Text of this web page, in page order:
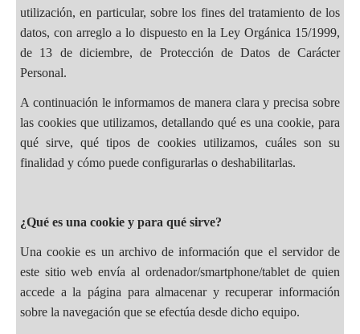
utilización, en particular, sobre los fines del tratamiento de los
datos, con arreglo a lo dispuesto en la Ley Orgánica 15/1999,
de 13 de diciembre, de Protección de Datos de Carácter
Personal.
A continuación le informamos de manera clara y precisa sobre
las cookies que utilizamos, detallando qué es una cookie, para
qué sirve, qué tipos de cookies utilizamos, cuáles son su
finalidad y cómo puede configurarlas o deshabilitarlas.
¿Qué es una cookie y para qué sirve?
Una cookie es un archivo de información que el servidor de
este sitio web envía al ordenador/smartphone/tablet de quien
accede a la página para almacenar y recuperar información
sobre la navegación que se efectúa desde dicho equipo.